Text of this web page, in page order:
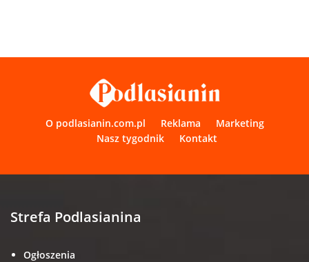
O podlasianin.com.pl Reklama
Marketing
Nasz tygodnik
Kontakt
Strefa Podlasianina
Ogłoszenia